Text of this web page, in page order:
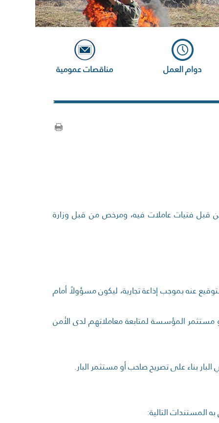
دوام العمل مناقصات عمومية
قبل فتيات عاملات فيه، ومرخص من قبل وزارة
عنه بموجب إذاعة تجارية، ليكون مسؤولاً أمام
المؤسسة لمتابعة معاملاتهم لدى الأمن
بناء على تصريح صاحب أو مستثمر البار.
المستندات التالية: